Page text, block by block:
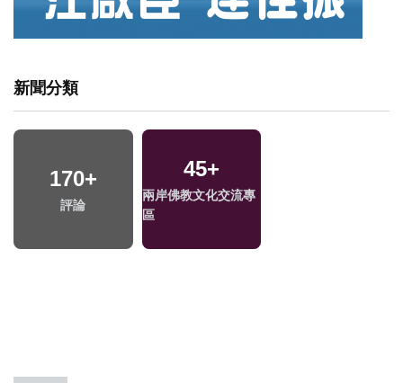
新聞分類
170+
評論
45+
兩岸佛教文化交流專
區